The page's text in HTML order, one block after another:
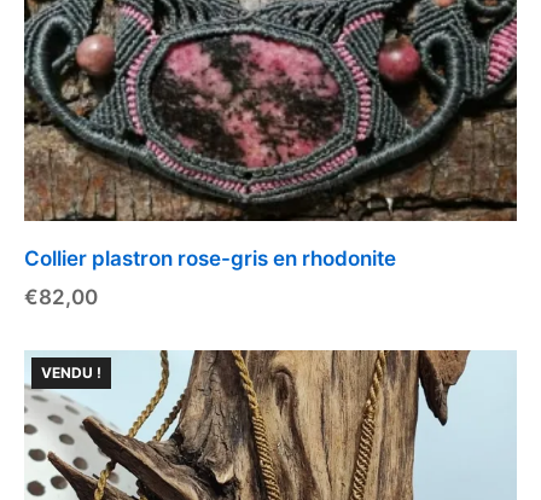
Collier plastron rose-gris en rhodonite
€82,00
VENDU !